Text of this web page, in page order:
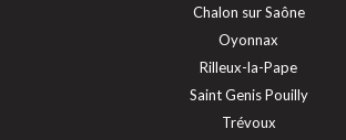
Chalon sur Saône
Oyonnax
Rilleux-la-Pape
Saint Genis Pouilly
Trévoux